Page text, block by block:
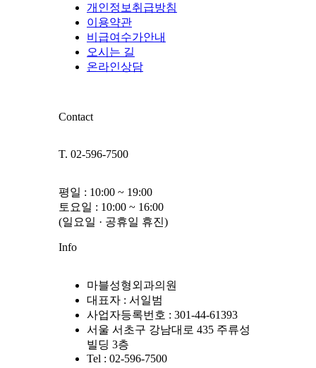
개인정보취급방침
이용약관
비급여수가안내
오시는 길
온라인상담
Contact
T. 02-596-7500
평일 : 10:00 ~ 19:00
토요일 : 10:00 ~ 16:00
(일요일 · 공휴일 휴진)
Info
마블성형외과의원
대표자 : 서일범
사업자등록번호 : 301-44-61393
서울 서초구 강남대로 435 주류성
빌딩 3층
Tel : 02-596-7500